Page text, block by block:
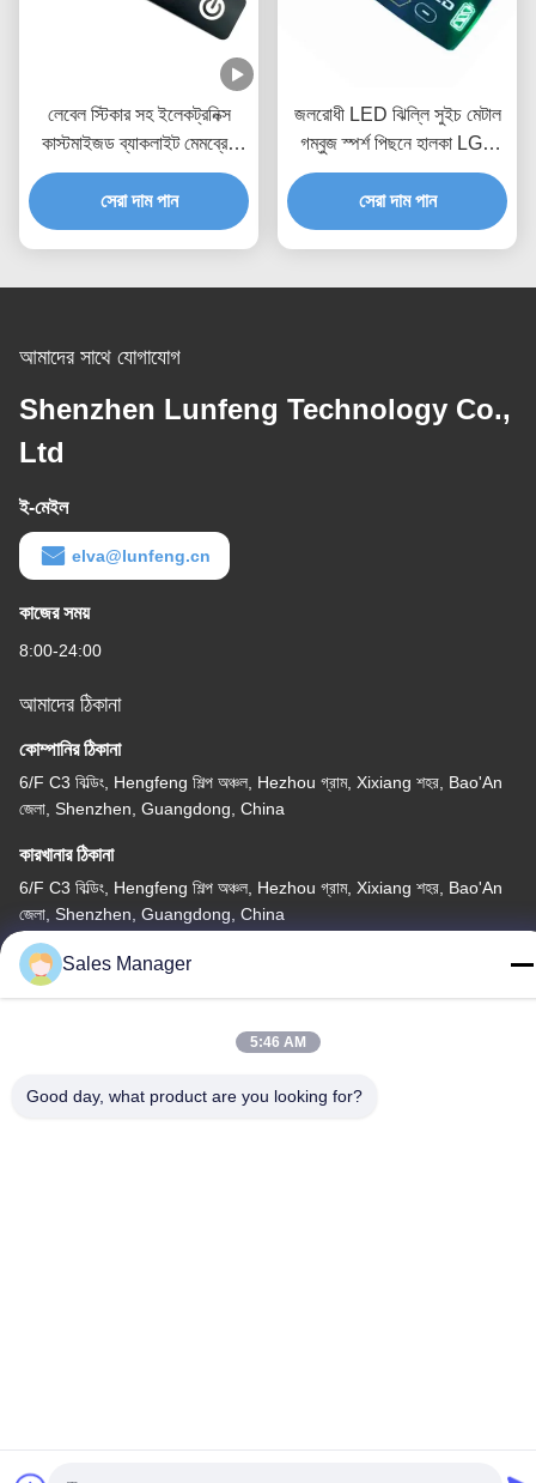
লেবেল স্টিকার সহ ইলেকট্রনিক্স
কাস্টমাইজড ব্যাকলাইট মেমব্রেন
সুইচ
সেরা দাম পান
জলরোধী LED ঝিল্লি সুইচ মেটাল
গম্বুজ স্পর্শ পিছনে হালকা LGF
ডিজাইন
সেরা দাম পান
আমাদের সাথে যোগাযোগ
Shenzhen Lunfeng Technology Co.,
Ltd
ই-মেইল
elva@lunfeng.cn
কাজের সময়
8:00-24:00
আমাদের ঠিকানা
কোম্পানির ঠিকানা
6/F C3 বিল্ডিং, Hengfeng শিল্প অঞ্চল, Hezhou গ্রাম, Xixiang শহর, Bao'An
জেলা, Shenzhen, Guangdong, China
কারখানার ঠিকানা
6/F C3 বিল্ডিং, Hengfeng শিল্প অঞ্চল, Hezhou গ্রাম, Xixiang শহর, Bao'An
জেলা, Shenzhen, Guangdong, China
টেলিফোন
86--13662697476
Sales Manager
5:46 AM
Good day, what product are you looking for?